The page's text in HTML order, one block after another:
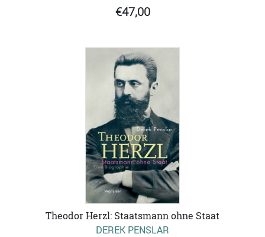
€47,00
Theodor Herzl: Staatsmann ohne Staat
DEREK PENSLAR